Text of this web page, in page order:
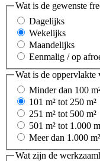
Wat is de gewenste
Dagelijks
Wekelijks
Maandelijks
Eenmalig / op
Wat is de oppervlakte
Minder dan 100
101 m² tot 250 m²
251 m² tot 500 m²
501 m² tot 1.000
Meer dan 1.000 m²
Wat zijn de